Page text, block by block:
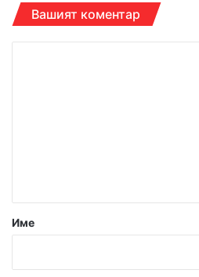
Вашият коментар
р
Име